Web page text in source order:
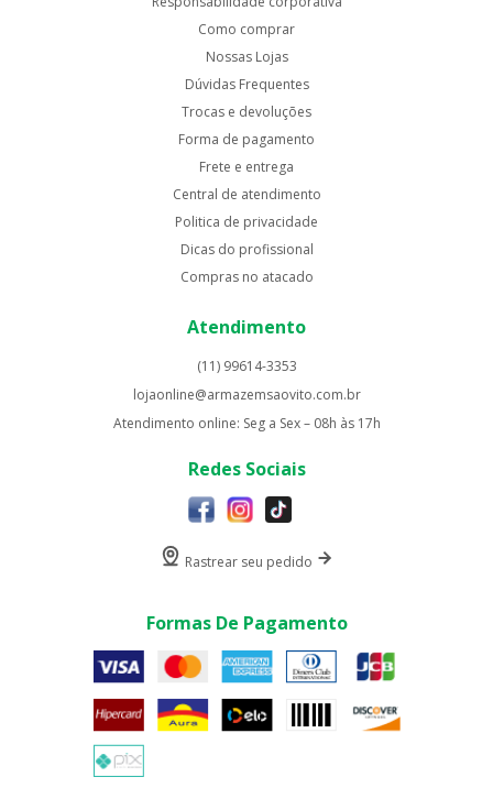
Como comprar
Nossas Lojas
Dúvidas Frequentes
Trocas e devoluções
Forma de pagamento
Frete e entrega
Central de atendimento
Politica de privacidade
Dicas do profissional
Compras no atacado
Atendimento
(11) 99614-3353
lojaonline@armazemsaovito.com.br
Atendimento online: Seg a Sex – 08h às 17h
Redes Sociais
Rastrear seu pedido
Formas De Pagamento